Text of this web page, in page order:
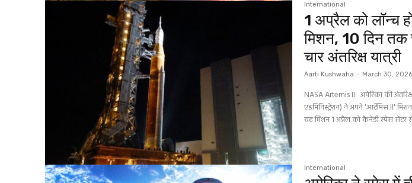
International
1 अप्रैल को लॉन्च
मिशन, 10 दिन तक
चार अंतरिक्ष यात्री
Aarti Kushwaha - March 30, 2026
NASA Artemis II: अमेरिका की
एडमिनिस्ट्रेशन) ने अपने 'आर्टेमिस II'
यह मिशन 1 अप्रैल को कैनेडी स्पेस सेंटर
International